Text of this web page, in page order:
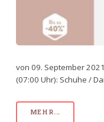
von 09. September
(07:00 Uhr): Schuhe /
MEHR...